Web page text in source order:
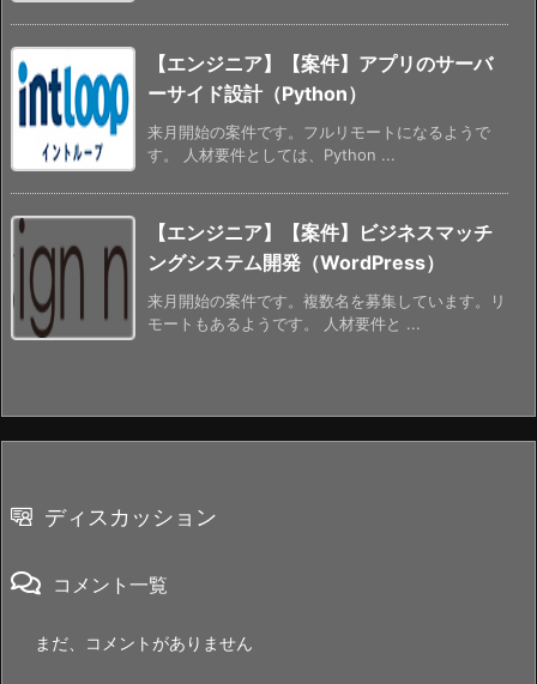
【エンジニア】【案件】アプリのサーバ
ーサイド設計（Python）
来月開始の案件です。フルリモートになるようで
す。 人材要件としては、Python ...
【エンジニア】【案件】ビジネスマッチ
ングシステム開発（WordPress）
来月開始の案件です。複数名を募集しています。リ
モートもあるようです。 人材要件と ...
ディスカッション
コメント一覧
まだ、コメントがありません